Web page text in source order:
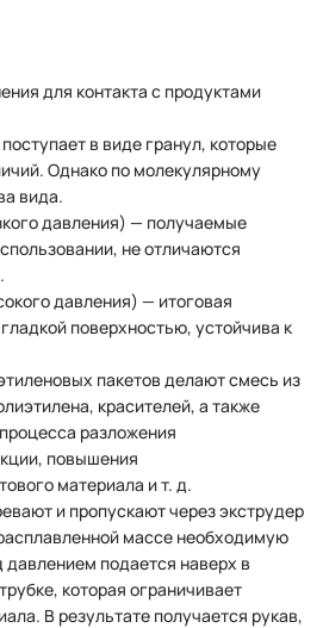
для контакта с продуктами
в виде гранул, которые
Однако по молекулярному
вида.
давления) — получаемые
не отличаются
давления) — итоговая
поверхностью, устойчива к
пакетов делают смесь из
красителей, а также
разложения
повышения
материала и т. д.
и пропускают через экструдер
массе необходимую
подается наверх в
которая ограничивает
В результате получается рукав,